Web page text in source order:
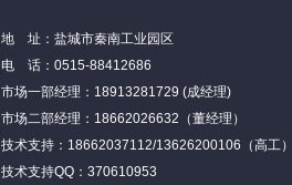
地 址：盐城市秦南工业园区
电 话：0515-88412686
市场一部经理：18913281729 (成经理)
市场二部经理：18662026632（董经理）
技术支持：18662037112/13626200106（高工）
技术支持QQ：370610953